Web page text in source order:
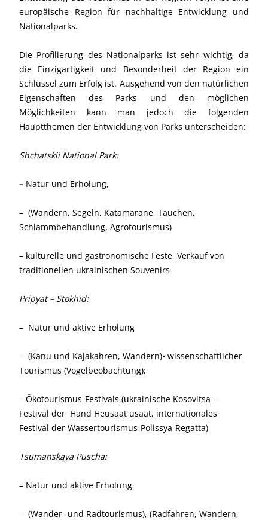
europäische Region für nachhaltige Entwicklung und
Nationalparks.
Die Profilierung des Nationalparks ist sehr wichtig, da
die Einzigartigkeit und Besonderheit der Region ein
Schlüssel zum Erfolg ist. Ausgehend von den natürlichen
Eigenschaften des Parks und den möglichen
Möglichkeiten kann man jedoch die folgenden
Hauptthemen der Entwicklung von Parks unterscheiden:
Shchatskii National Park:
– Natur und Erholung,
– (Wandern, Segeln, Katamarane, Tauchen,
Schlammbehandlung, Agrotourismus)
– kulturelle und gastronomische Feste, Verkauf von
traditionellen ukrainischen Souvenirs
Pripyat – Stokhid:
– Natur und aktive Erholung
– (Kanu und Kajakahren, Wandern)• wissenschaftlicher
Tourismus (Vogelbeobachtung);
– Ökotourismus-Festivals (ukrainische Kosovitsa –
Festival der Hand Heusaat usaat, internationales
Festival der Wassertourismus-Polissya-Regatta)
Tsumanskaya Puscha:
– Natur und aktive Erholung
– (Wander- und Radtourismus), (Radfahren, Wandern,